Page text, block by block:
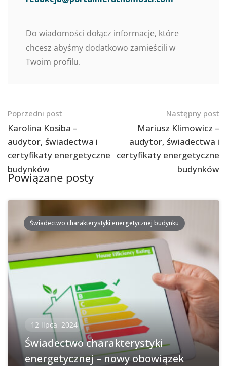
Do wiadomości dołącz informacje, które
chcesz abyśmy dodatkowo zamieścili w
Twoim profilu.
Nawigacja
po
postach
Poprzedni post
Karolina Kosiba –
audytor, świadectwa i
certyfikaty energetyczne
budynków
Następny post
Mariusz Klimowicz –
audytor, świadectwa i
certyfikaty energetyczne
budynków
Powiązane posty
Świadectwo charakterystyki energetycznej budynku
12 lipca, 2024
Świadectwo charakterystyki
energetycznej – nowy obowiązek